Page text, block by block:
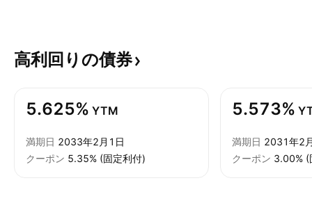
高利回りの債券
5.625% YTM
満期日 2033年2月1日
クーポン 5.35% (固定利付)
5.573%
満期日 2031年2
クーポン 3.00% (